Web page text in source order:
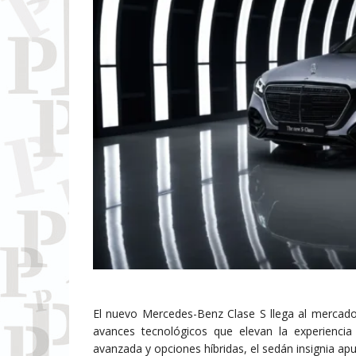
El nuevo Mercedes-Benz Clase S llega al
avances tecnológicos que elevan la
avanzada y opciones híbridas, el sedán insignia